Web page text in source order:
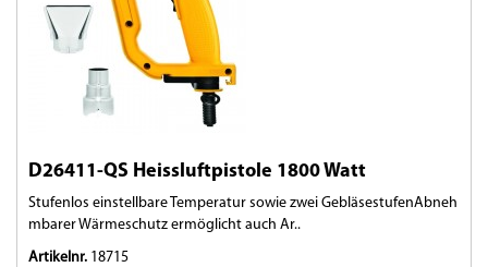
D26411-QS Heissluftpistole 1800 Watt
Stufenlos einstellbare Temperatur sowie zwei GebläsestufenAbneh
mbarer Wärmeschutz ermöglicht auch Ar..
Artikelnr. 18715